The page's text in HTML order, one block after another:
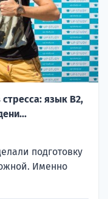
язык B2,
подготовку
Именно